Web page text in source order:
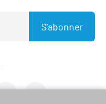
S'abonner